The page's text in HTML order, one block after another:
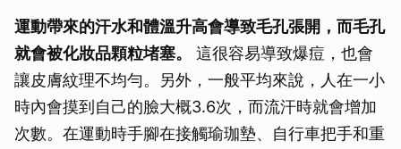
運動帶來的汗水和體溫升高會導致毛孔張開，而毛孔
就會被化妝品顆粒堵塞。
這很容易導致爆痘，也會
讓皮膚紋理不均勻。另外，一般平均來說，人在一小
時內會摸到自己的臉大概3.6次，而流汗時就會增加
次數。在運動時手腳在接觸瑜珈墊、自行車把手和重